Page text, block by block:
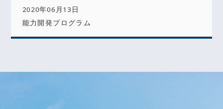
2020年06月13日
能力開発プログラム